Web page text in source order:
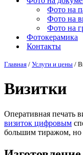
Фото на
Фото на
Фото на
Фотокерамика
Контакты
Главная / Услуги и цены /
Визитки
Оперативная печать
визиток цифровым
большим тиражом, но